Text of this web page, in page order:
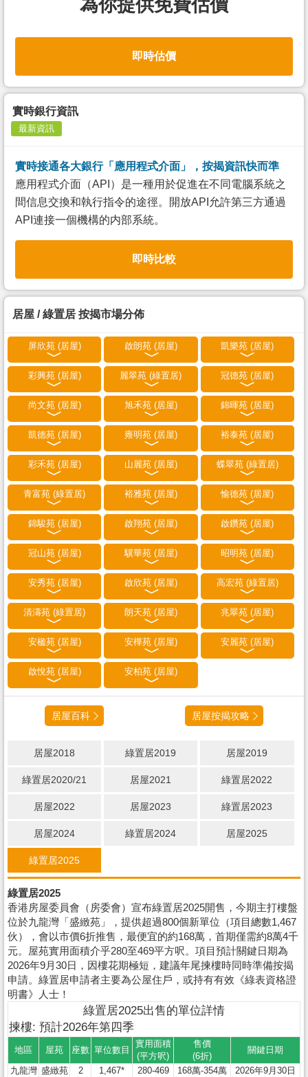
為你提供免費估價
即時估價
實時銀行資訊
最新資訊
實時接通各大銀行「應用程式介面」，按揭資訊快而準
應用程式介面（API）是一種用於促進在不同電腦系統之
間信息交換和執行指令的途徑。開放API允許第三方通過
API連接一個機構的内部系統。
即時比較
居屋 / 綠置居 按揭市場分佈
屏欣苑 (居屋) 啟朗苑 (居屋) 凱樂苑 (居屋)
彩興苑 (居屋) 麗翠苑 (綠置居) 冠德苑 (居屋)
尚文苑 (居屋) 旭禾苑 (居屋) 錦暉苑 (居屋)
凱德苑 (居屋) 雍明苑 (居屋) 裕泰苑 (居屋)
彩禾苑 (居屋) 山麗苑 (居屋) 蝶翠苑 (綠置居)
青富苑 (綠置居) 裕雅苑 (居屋) 愉德苑 (居屋)
錦駿苑 (居屋) 啟翔苑 (居屋) 啟鑽苑 (居屋)
冠山苑 (居屋) 驥華苑 (居屋) 昭明苑 (居屋)
安秀苑 (居屋) 啟欣苑 (居屋) 高宏苑 (綠置居)
清濤苑 (綠置居) 朗天苑 (居屋) 兆翠苑 (居屋)
安楹苑 (居屋) 安樺苑 (居屋) 安麗苑 (居屋)
啟悅苑 (居屋) 安柏苑 (居屋)
居屋百科 居屋按揭攻略
居屋2018 綠置居2019 居屋2019
綠置居2020/21 居屋2021 綠置居2022
居屋2022 居屋2023 綠置居2023
居屋2024 綠置居2024 居屋2025
綠置居2025
綠置居2025
香港房屋委員會（房委會）宣布綠置居2025開售，今期主打樓盤
位於九龍灣「盛緻苑」，提供超過800個新單位（項目總數1,467
伙），會以市價6折推售，最便宜的約168萬，首期僅需約8萬4千
元。屋苑實用面積介乎280至469平方呎。項目預計關鍵日期為
2026年9月30日，因樓花期極短，建議年尾揀樓時同時準備按揭
申請。綠置居申請者主要為公屋住戶，或持有有效《綠表資格證
明書》人士！
綠置居2025出售的單位詳情
揀樓: 預計2026年第四季
地區 屋苑 座數 單位數目
實用面積
(平方呎)
售價
(6折)
關鍵日期
九龍灣 盛緻苑 2 1,467* 280-469 168萬-354萬 2026年9月30日